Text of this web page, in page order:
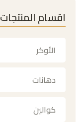
اقسام المنتجات
الأوكر
دهانات
كوالين